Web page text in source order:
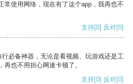
常使用网络，现在有了这个app，我再也不
支持[0] 反对[0]
必备神器，无论是看视频、玩游戏还是工
也不用担心网速卡顿了。
支持[0] 反对[0]